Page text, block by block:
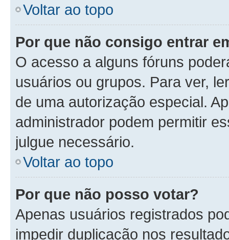
Voltar ao topo
Por que não consigo entrar
O acesso a alguns fóruns
usuários ou grupos. Para ver,
de uma autorização especial.
administrador podem permitir
julgue necessário.
Voltar ao topo
Por que não posso votar?
Apenas usuários registrados
impedir duplicação nos